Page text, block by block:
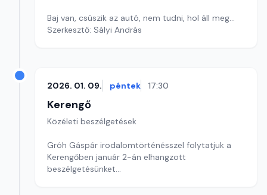
Baj van, csúszik az autó, nem tudni, hol áll meg...
Szerkesztő: Sályi András
2026. 01. 09. péntek 17:30
Kerengő
Közéleti beszélgetések
Gróh Gáspár irodalomtörténésszel folytatjuk a
Kerengőben január 2-án elhangzott
beszélgetésünket